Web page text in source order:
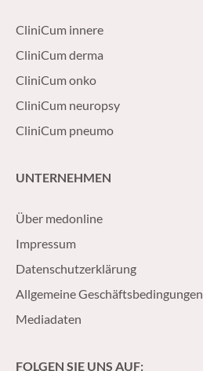
CliniCum innere
CliniCum derma
CliniCum onko
CliniCum neuropsy
CliniCum pneumo
UNTERNEHMEN
Über medonline
Impressum
Datenschutzerklärung
Allgemeine Geschäftsbedingungen
Mediadaten
FOLGEN SIE UNS AUF: